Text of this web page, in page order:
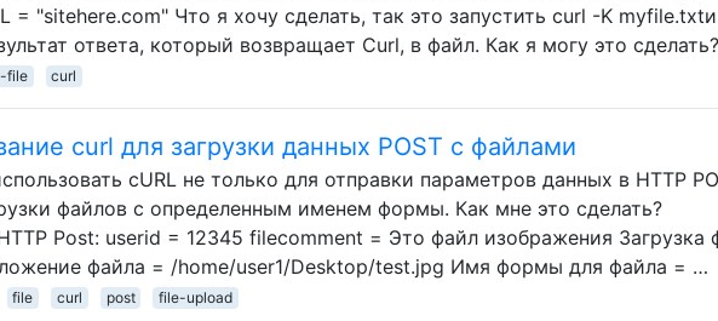
= "sitehere.com" Что я хочу сделать, так это запустить curl -K myfile.txtи
ответа, который возвращает Curl, в файл. Как я могу это сделать?
file curl
curl для загрузки данных POST с файлами
cURL не только для отправки параметров данных в HTTP
файлов с определенным именем формы. Как мне это сделать?
Post: userid = 12345 filecomment = Это файл изображения Загрузка
файла = /home/user1/Desktop/test.jpg Имя формы для файла = …
file curl post file-upload